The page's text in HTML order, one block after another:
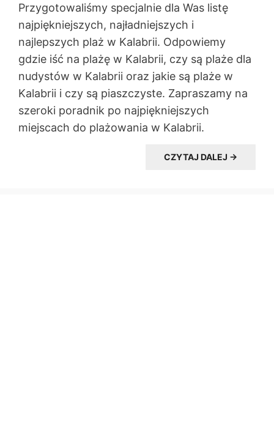
Przygotowaliśmy specjalnie dla Was listę
najpiękniejszych, najładniejszych i
najlepszych plaż w Kalabrii. Odpowiemy
gdzie iść na plażę w Kalabrii, czy są plaże dla
nudystów w Kalabrii oraz jakie są plaże w
Kalabrii i czy są piaszczyste. Zapraszamy na
szeroki poradnik po najpiękniejszych
miejscach do plażowania w Kalabrii.
CZYTAJ DALEJ →